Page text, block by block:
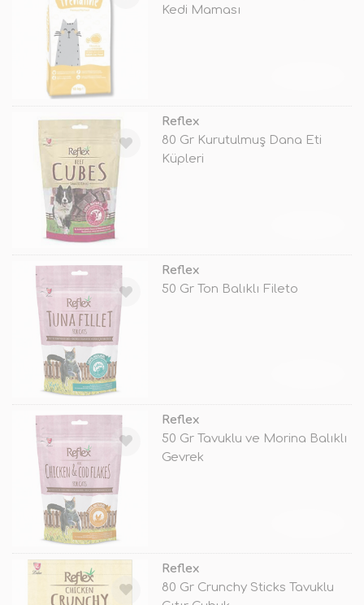
Kedi Maması
Reflex
80 Gr Kurutulmuş Dana Eti
Küpleri
Reflex
50 Gr Ton Balıklı Fileto
Reflex
50 Gr Tavuklu ve Morina Balıklı
Gevrek
Reflex
80 Gr Crunchy Sticks Tavuklu